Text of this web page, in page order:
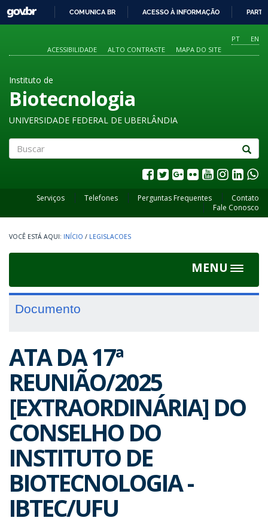
O
CONTEÚDO
GOVBR
COMUNICA BR ACESSO À INFORMAÇÃO
PT
EN
ACESSIBILIDADE
ALTO CONTRASTE MAPA DO SITE
Instituto de
Biotecnologia
UNIVERSIDADE FEDERAL DE UBERLÂNDIA
Serviços Telefones Perguntas Frequentes
Contato
Fale Conosco
INÍCIO / LEGISLACOES
MENU
Toggle
Documento
ATA DA 17ª
REUNIÃO/2025
[EXTRAORDINÁRIA] DO
CONSELHO DO
INSTITUTO DE
BIOTECNOLOGIA -
IBTEC/UFU